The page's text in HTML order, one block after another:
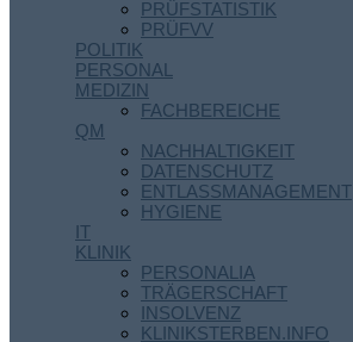
PRÜFSTATISTIK
PRÜFVV
POLITIK
PERSONAL
MEDIZIN
FACHBEREICHE
QM
NACHHALTIGKEIT
DATENSCHUTZ
ENTLASSMANAGEMENT
HYGIENE
IT
KLINIK
PERSONALIA
TRÄGERSCHAFT
INSOLVENZ
KLINIKSTERBEN.INFO